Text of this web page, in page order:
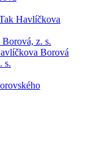
Havlíčkova
z. s.
Borová
s.